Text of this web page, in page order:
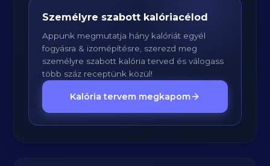
Személyre szabott kalóriacélod
Appunk megmutatja hány kalóriát egyél
fogyásra & izomépítésre, szerezd meg
személyre szabott kalória terved és válogass
több száz receptünk közül!
Kalória tervem megkapom